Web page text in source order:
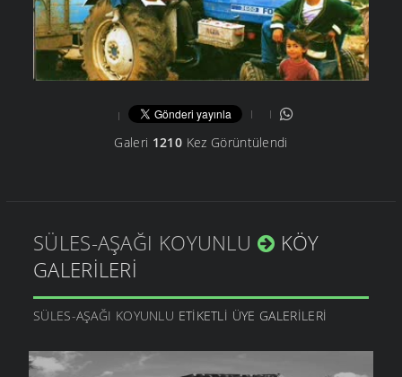
Galeri 1210Kez Görüntülendi
SÜLES-AŞAĞI KOYUNLU
KÖY
GALERILERI
SÜLES-AŞAĞI KOYUNLU ETIKETLI ÜYE GALERILERI